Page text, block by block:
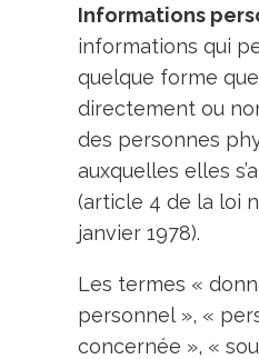
Informations
informations qui
quelque forme
directement ou
des personnes
auxquelles elles
(article 4 de la loi
janvier 1978).
Les termes «
personnel », «
concernée », «